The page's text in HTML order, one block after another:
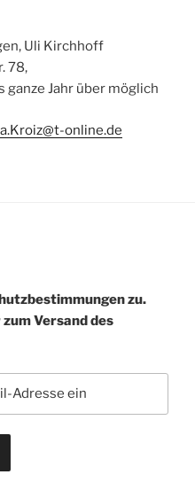
Uli Kirchhoff
78,
ganze Jahr über möglich
online.de
zu.
Versand des